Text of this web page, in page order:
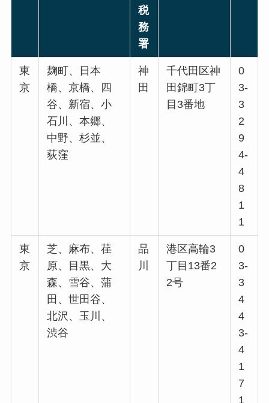
税
務
署
東
京
麹町、日本
橋、京橋、四
谷、新宿、小
石川、本郷、
中野、杉並、
荻窪
神
田
千代田区神
田錦町3丁
目3番地
0
3-
3
2
9
4-
4
8
1
1
東
京
芝、麻布、荏
原、目黒、大
森、雪谷、蒲
田、世田谷、
北沢、玉川、
渋谷
品
川
港区高輪3
丁目13番2
2号
0
3-
3
4
4
3-
4
1
7
1